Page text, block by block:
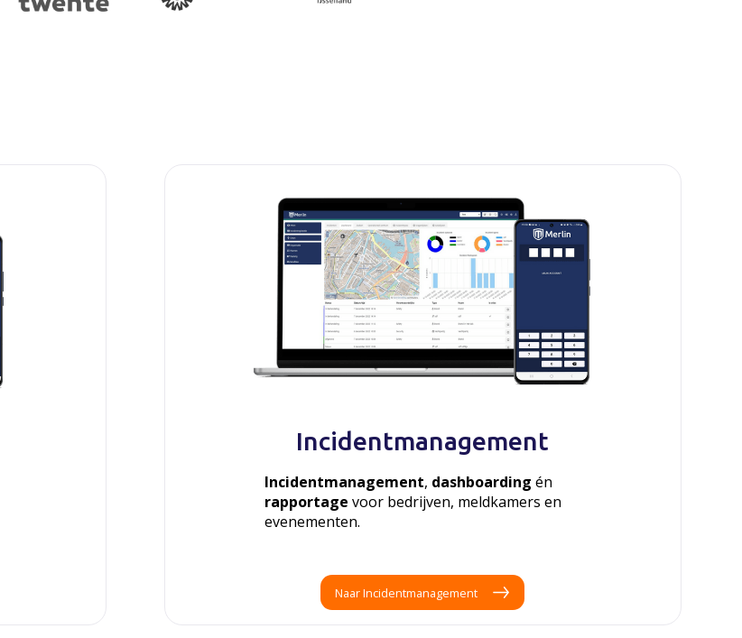
Incidentmanagement
Incidentmanagement, dashboardingén
rapportagevoor bedrijven, meldkamers en
evenementen.
Naar Incidentmanagement